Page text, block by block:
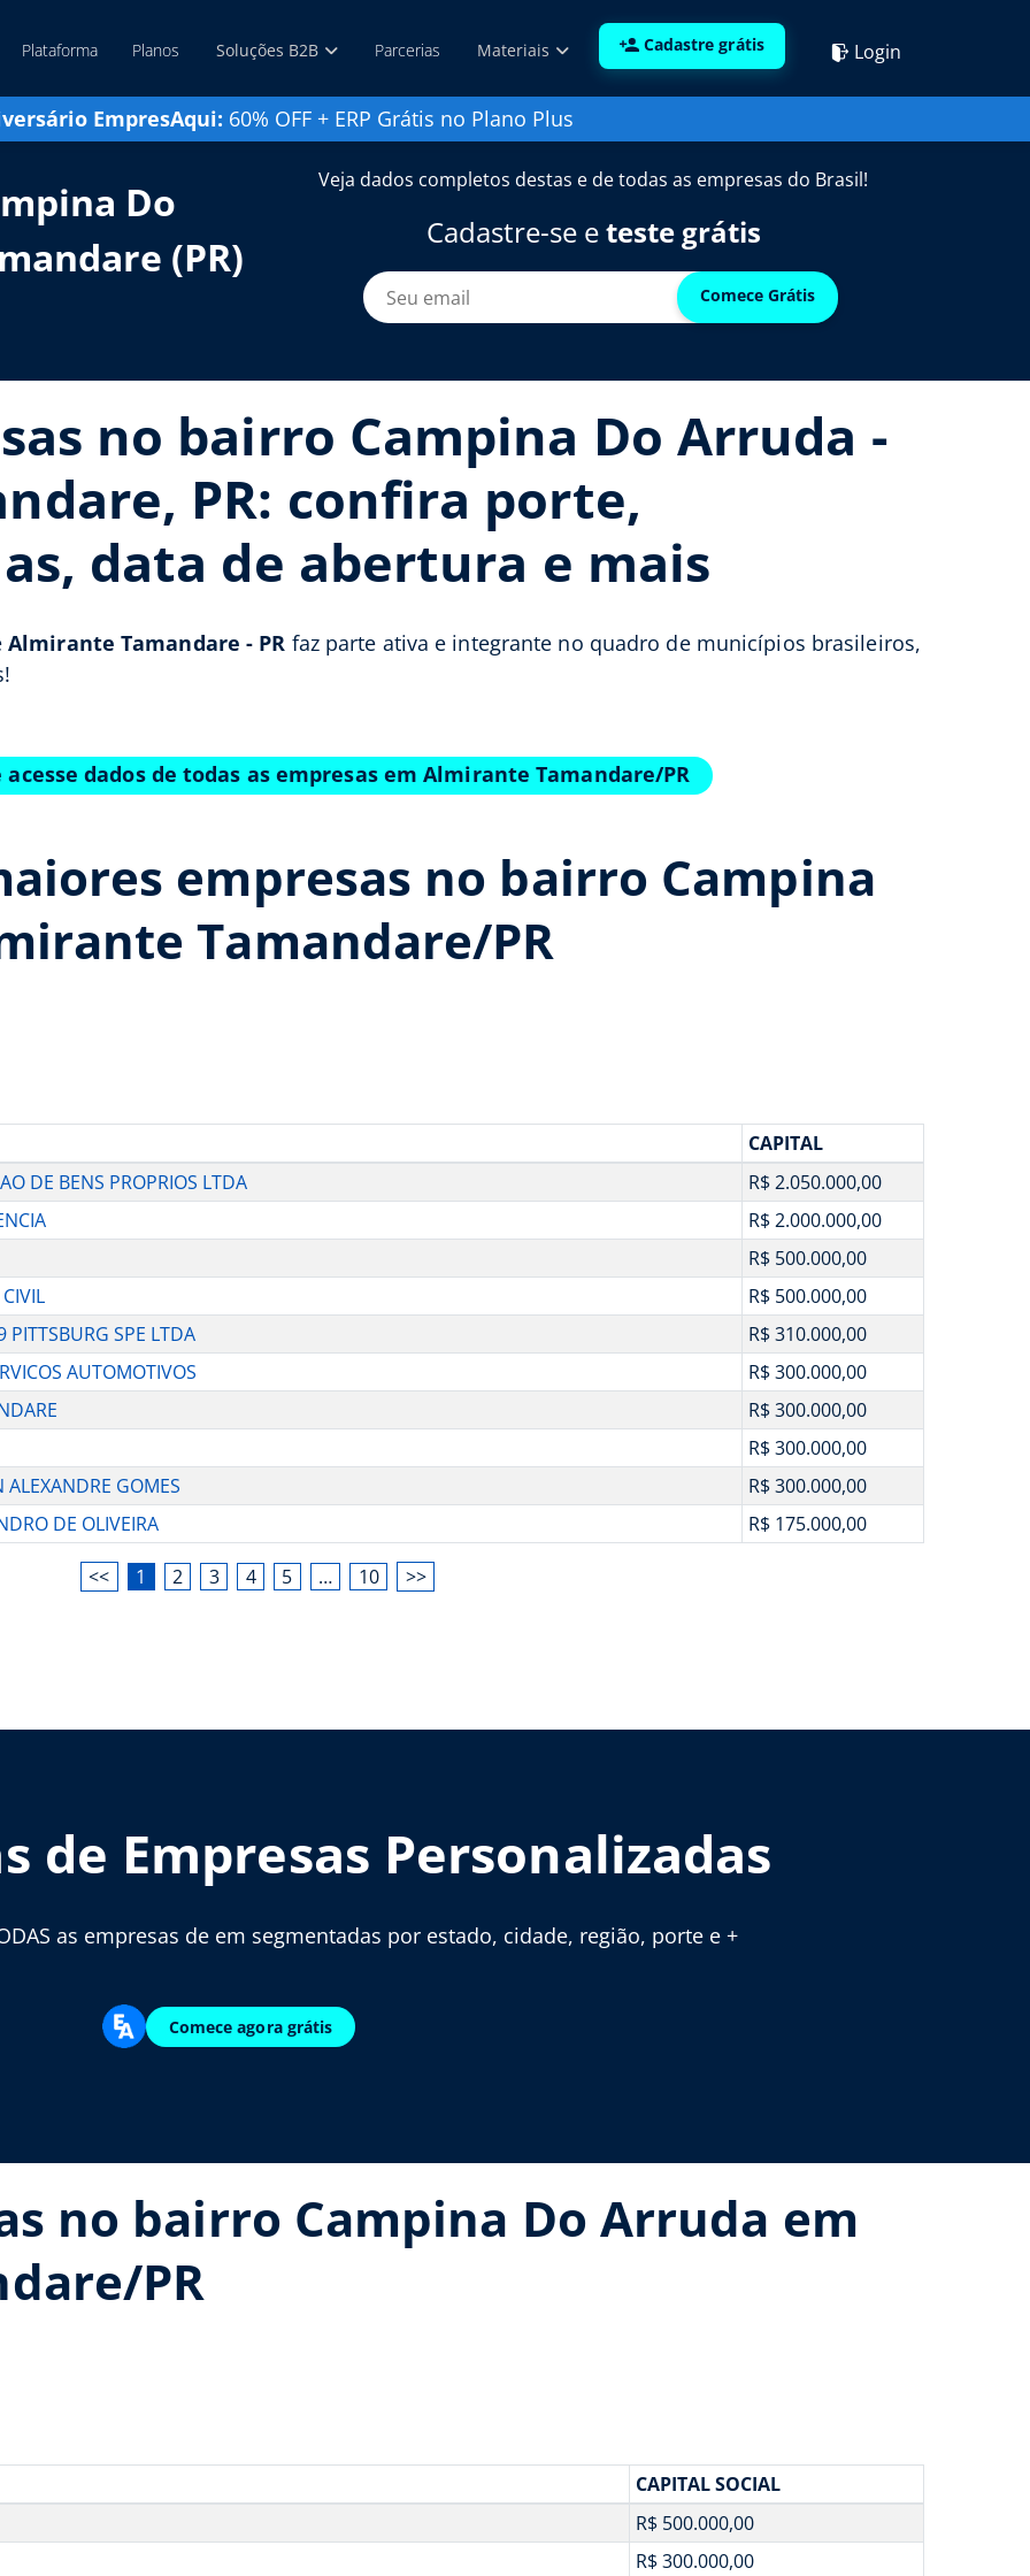
Plataforma Planos Soluções B2B Parcerias Materiais Cadastre grátis Login
EmpresAqui: 60% OFF + ERP Grátis no Plano Plus
Do
(PR)
Veja dados completos destas e de todas as empresas do Brasil!
Cadastre-se eteste grátis
Comece Grátis
no bairro Campina Do Arruda -
PR: confira porte,
data de abertura e mais
Almirante Tamandare - PR faz parte ativa e integrante no quadro de municípios brasileiros,
dados de todas as empresas em Almirante Tamandare/PR
empresas no bairro Campina
Tamandare/PR
CAPITAL
DE BENS PROPRIOS LTDA
R$ 2.050.000,00
R$ 2.000.000,00
R$ 500.000,00
R$ 500.000,00
SPE LTDA
R$ 310.000,00
AUTOMOTIVOS
R$ 300.000,00
R$ 300.000,00
R$ 300.000,00
GOMES
R$ 300.000,00
DE OLIVEIRA
R$ 175.000,00
<< 1 2 3 4 5 … 10 >>
de Empresas Personalizadas
as empresas de em segmentadas por estado, cidade, região, porte e +
Comece agora grátis
no bairro Campina Do Arruda em
PR
CAPITAL SOCIAL
R$ 500.000,00
R$ 300.000,00